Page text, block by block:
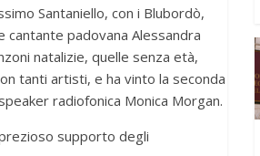
Santaniello, con i Blubordò,
padovana Alessandra
natalizie, quelle senza età,
tanti artisti, e ha vinto la seconda
radiofonica Monica Morgan.
supporto degli